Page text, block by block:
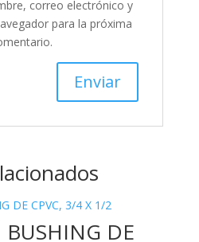
correo electrónico y
para la próxima
BUSHING DE